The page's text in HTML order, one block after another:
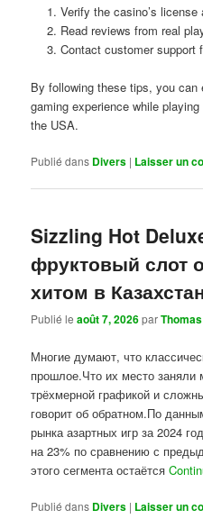
Verify the casino’s
Read reviews from real
Contact customer support
By following these tips, you can
gaming experience while
the USA.
Publié dans Divers | Laisser un
Sizzling Hot
фруктовый слот
хитом в
Publié leaoût 7, 2026parThomas
Многие думают, что
прошлое.Что их место заняли
трёхмерной графикой и
говорит об обратном.По
рынка азартных игр за 2024
на 23% по сравнению с
этого сегмента остаётся
Publié dans Divers | Laisser un